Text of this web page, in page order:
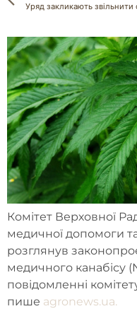
Комітет Верховної
медичної допомоги
розглянув
медичного канабісу
повідомленні
пише agronews.ua.